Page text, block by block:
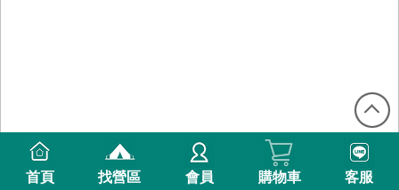
首頁 找營區 會員 購物車 客服